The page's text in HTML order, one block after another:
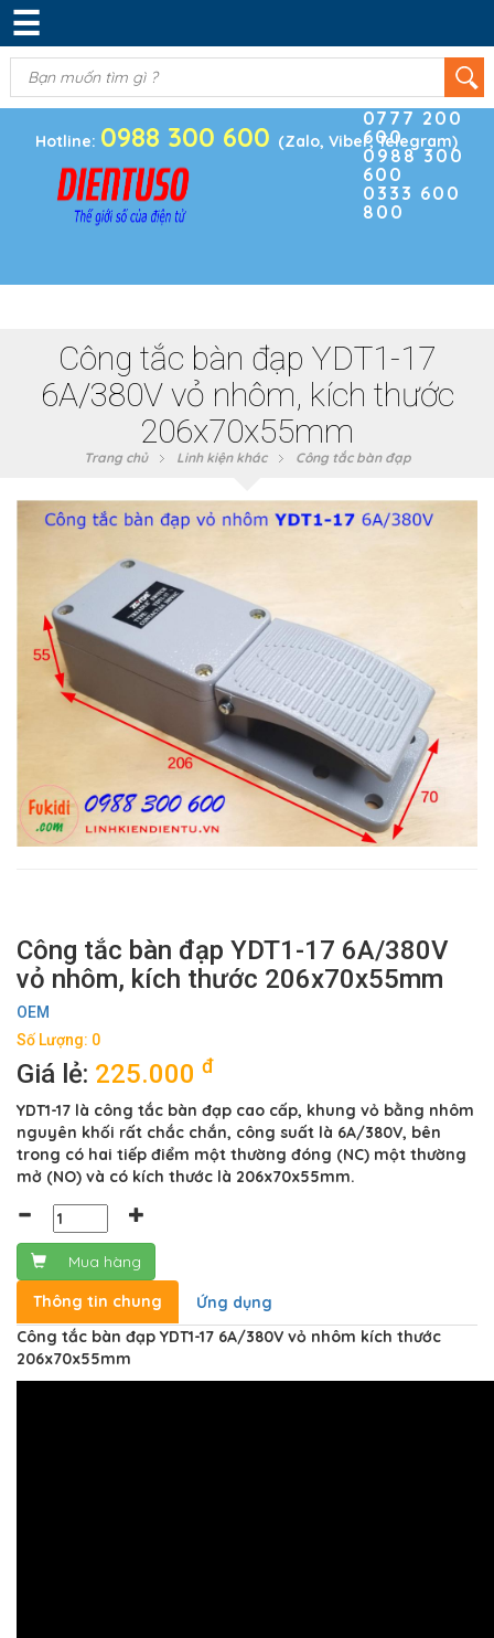
DANH MỤC SẢN PHẨM
KIM KHÍ
ĐIỆN TRỞ & TỤ ĐIỆN
BOARD PHÁT TRIỂN
MODULE CẢM BIẾN
LINH KIỆN KHÁC
☰
Hotline: 0988 300 600 (Zalo, Viber, Telegram)
Điện thoại
0777 200
600
0988 300
600
0333 600
800
(0)
Công tắc bàn đạp YDT1-17
6A/380V vỏ nhôm, kích thước
206x70x55mm
Trang chủ Linh kiện khác Công tắc bàn đạp
Công tắc bàn đạp YDT1-17 6A/380V
vỏ nhôm, kích thước 206x70x55mm
OEM
Số Lượng: 0
Giá lẻ: 225.000 đ
YDT1-17 là công tắc bàn đạp cao cấp, khung vỏ bằng nhôm
nguyên khối rất chắc chắn, công suất là 6A/380V, bên
trong có hai tiếp điểm một thường đóng (NC) một thường
mở (NO) và có kích thước là 206x70x55mm.
Mua hàng
Thông tin chung
Ứng dụng
Công tắc bàn đạp YDT1-17 6A/380V vỏ nhôm kích thước
206x70x55mm